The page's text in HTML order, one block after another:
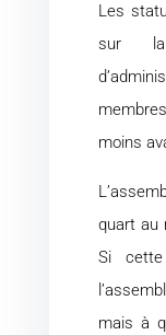
Les
sur la
moins
quart au
Si cette
mais à